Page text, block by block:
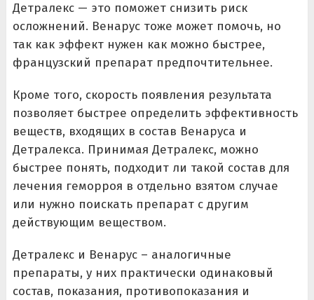
Детралекс — это поможет снизить риск
осложнений. Венарус тоже может помочь, но
так как эффект нужен как можно быстрее,
французский препарат предпочтительнее.
Кроме того, скорость появления результата
позволяет быстрее определить эффективность
веществ, входящих в состав Венаруса и
Детралекса. Принимая Детралекс, можно
быстрее понять, подходит ли такой состав для
лечения геморроя в отдельно взятом случае
или нужно поискать препарат с другим
действующим веществом.
Детралекс и Венарус – аналогичные
препараты, у них практически одинаковый
состав, показания, противопоказания и